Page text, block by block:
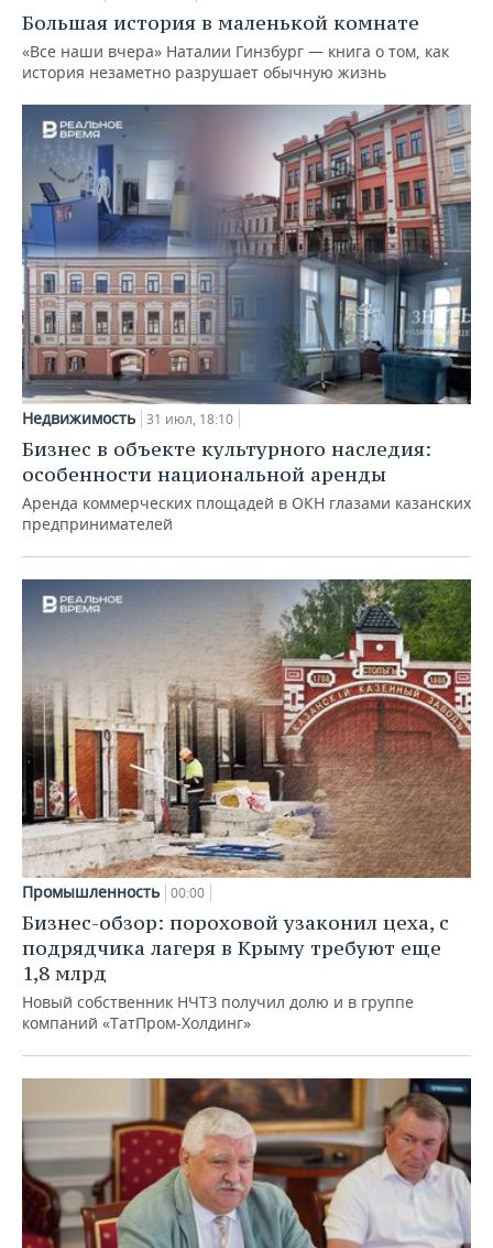
Большая история в маленькой комнате
«Все наши вчера» Наталии Гинзбург — книга о том, как
история незаметно разрушает обычную жизнь
Недвижимость 31 июл, 18:10
Бизнес в объекте культурного наследия:
особенности национальной аренды
Аренда коммерческих площадей в ОКН глазами казанских
предпринимателей
Промышленность 00:00
Бизнес-обзор: пороховой узаконил цеха, с
подрядчика лагеря в Крыму требуют еще
1,8 млрд
Новый собственник НЧТЗ получил долю и в группе
компаний «ТатПром-Холдинг»